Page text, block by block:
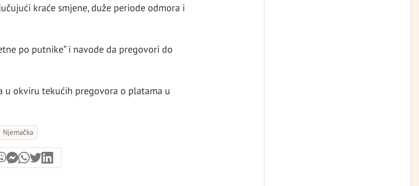
kraće smjene, duže periode odmora i
po putnike” i navode da pregovori do
u okviru tekućih pregovora o platama u
Njemačka